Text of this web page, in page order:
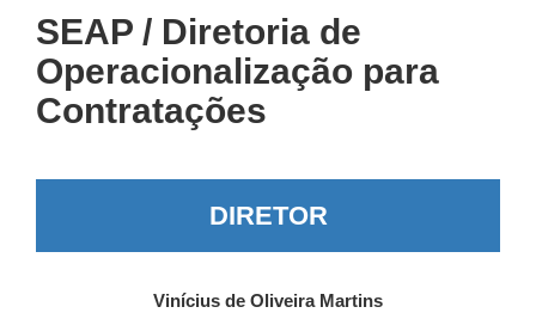
SEAP / Diretoria de
Operacionalização para
Contratações
DIRETOR
Vinícius de Oliveira Martins